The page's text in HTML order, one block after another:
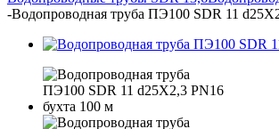
-Водопроводная труба ПЭ100 SDR 11